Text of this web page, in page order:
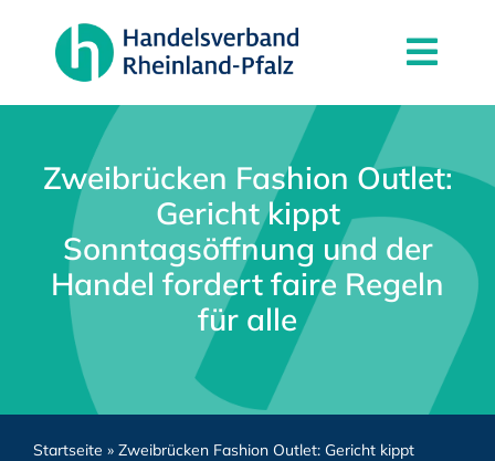
springen
News
Der Verband
Mitgliedschaft
Partner
Kontakt
Zweibrücken Fashion Outlet:
Gericht kippt
Sonntagsöffnung und der
Handel fordert faire Regeln
für alle
Startseite » Zweibrücken Fashion Outlet: Gericht kippt